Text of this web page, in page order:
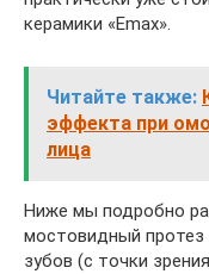
керамики «Emax».
Читайте также:
эффекта при
лица
Ниже мы подробно
мостовидный протез
зубов (с точки